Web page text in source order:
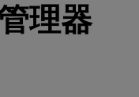
理器